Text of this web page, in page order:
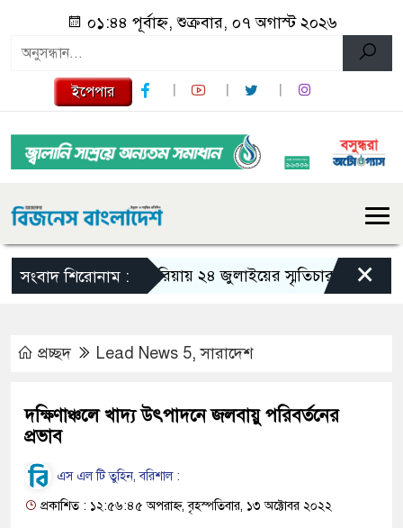
০১:৪৪ পূর্বাহ্ন, শুক্রবার, ০৭ অগাস্ট ২০২৬
ইপেপার
সংবাদ শিরোনাম :গজারিয়ায় ২৪ জুলাইয়ের স্মৃতিচারণ: গুমের×
প্রচ্ছদ Lead News 5,সারাদেশ
দক্ষিণাঞ্চলে খাদ্য উৎপাদনে জলবায়ু পরিবর্তনের
প্রভাব
এস এল টি তুহিন, বরিশাল :
প্রকাশিত : ১২:৫৬:৪৫ অপরাহ্ন, বৃহস্পতিবার, ১৩ অক্টোবর ২০২২